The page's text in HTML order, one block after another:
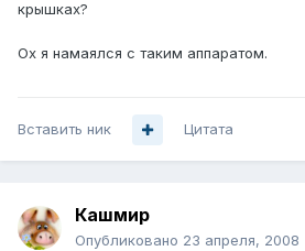
крышках?
Ох я намаялся с таким аппаратом.
Вставить ник Цитата
Кашмир
Опубликовано 23 апреля, 2008